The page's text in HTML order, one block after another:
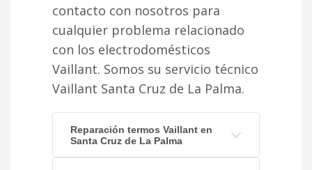
contacto con nosotros para
cualquier problema relacionado
con los electrodomésticos
Vaillant. Somos su servicio técnico
Vaillant Santa Cruz de La Palma.
Reparación termos Vaillant en
Santa Cruz de La Palma